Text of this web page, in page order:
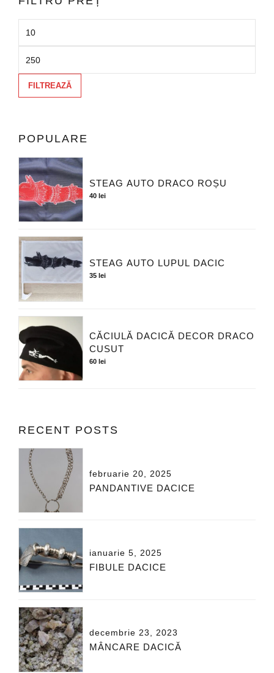
FILTREAZĂ
POPULARE
STEAG AUTO DRACO ROȘU
40 lei
STEAG AUTO LUPUL DACIC
35lei
CĂCIULĂ DACICĂ DECOR DRACO
CUSUT
60 lei
RECENT POSTS
februarie 20, 2025
PANDANTIVE DACICE
ianuarie 5, 2025
FIBULE DACICE
decembrie 23, 2023
MÂNCARE DACICĂ